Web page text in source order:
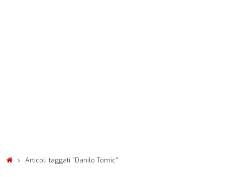
Articoli taggati "Danilo Tomic"